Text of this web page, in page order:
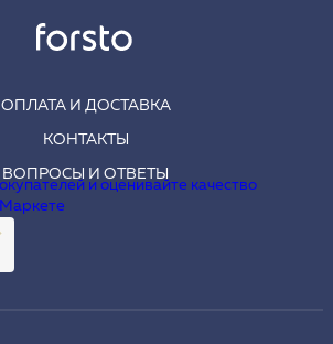
ОПЛАТА И ДОСТАВКА
КОНТАКТЫ
ВОПРОСЫ И ОТВЕТЫ